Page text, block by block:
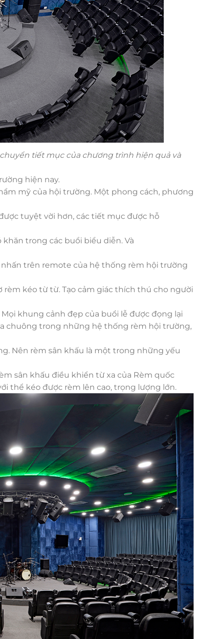
tiết mục của chương trình hiện quả và
hiện nay.
mỹ của hội trường. Một phong cách, phương
tuyệt vời hơn, các tiết mục được hỗ
khăn trong các buổi biểu diễn. Và
trên remote của hệ thống rèm hội trường
kéo từ từ. Tạo cảm giác thích thú cho người
khung cảnh đẹp của buổi lễ được đọng lại
chuông trong những hệ thống rèm hội trường,
Nên rèm sân khấu là một trong những yếu
sân khấu điều khiển từ xa của Rèm quốc
thể kéo được rèm lên cao, trọng lượng lớn.